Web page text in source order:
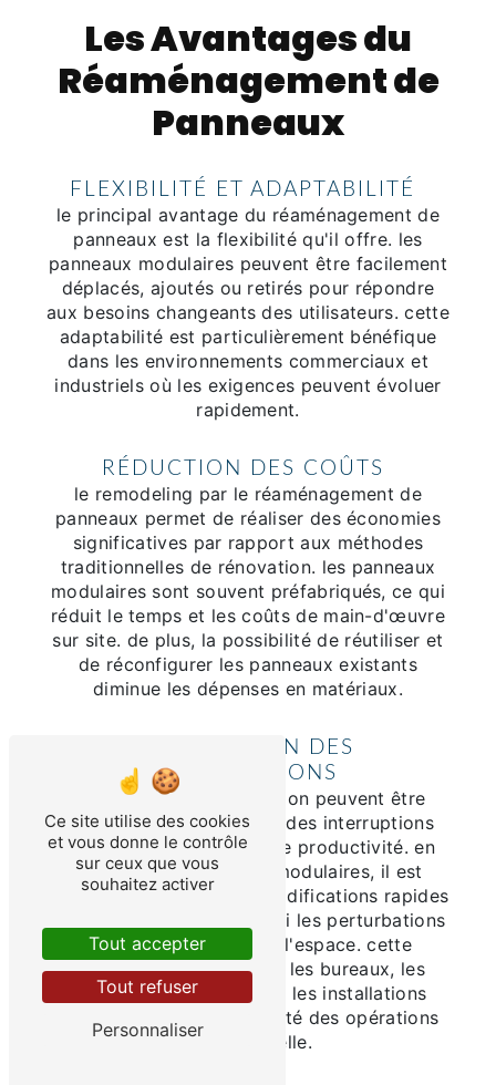
Les Avantages du
Réaménagement de
Panneaux
FLEXIBILITÉ ET ADAPTABILITÉ
le principal avantage du réaménagement de
panneaux est la flexibilité qu'il offre. les
panneaux modulaires peuvent être facilement
déplacés, ajoutés ou retirés pour répondre
aux besoins changeants des utilisateurs. cette
adaptabilité est particulièrement bénéfique
dans les environnements commerciaux et
industriels où les exigences peuvent évoluer
rapidement.
RÉDUCTION DES COÛTS
le remodeling par le réaménagement de
panneaux permet de réaliser des économies
significatives par rapport aux méthodes
traditionnelles de rénovation. les panneaux
modulaires sont souvent préfabriqués, ce qui
réduit le temps et les coûts de main-d'œuvre
sur site. de plus, la possibilité de réutiliser et
de réconfigurer les panneaux existants
diminue les dépenses en matériaux.
MINIMISATION DES
INTERRUPTIONS
les travaux de construction peuvent être
perturbateurs, entraînant des interruptions
d'activité et des pertes de productivité. en
utilisant des panneaux modulaires, il est
possible de réaliser des modifications rapides
et propres, minimisant ainsi les perturbations
pour les occupants de l'espace. cette
méthode est idéale pour les bureaux, les
espaces commerciaux et les installations
industrielles où la continuité des opérations
est essentielle.
Ce site utilise des cookies
et vous donne le contrôle
sur ceux que vous
souhaitez activer
Tout accepter
Tout refuser
Personnaliser